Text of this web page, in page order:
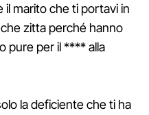
il marito che ti portavi in
zitta perché hanno
pure per il **** alla
la deficiente che ti ha